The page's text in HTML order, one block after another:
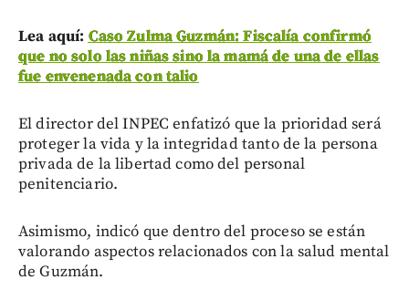
Lea aquí: Caso Zulma Guzmán: Fiscalía confirmó
que no solo las niñas sino la mamá de una de ellas
fue envenenada con talio
El director del INPEC enfatizó que la prioridad será
proteger la vida y la integridad tanto de la persona
privada de la libertad como del personal
penitenciario.
Asimismo, indicó que dentro del proceso se están
valorando aspectos relacionados con la salud mental
de Guzmán.